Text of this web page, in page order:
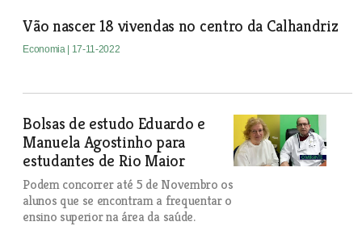
Vão nascer 18 vivendas no centro da Calhandriz
Economia | 17-11-2022
Bolsas de estudo Eduardo e
Manuela Agostinho para
estudantes de Rio Maior
Podem concorrer até 5 de Novembro os
alunos que se encontram a frequentar o
ensino superior na área da saúde.